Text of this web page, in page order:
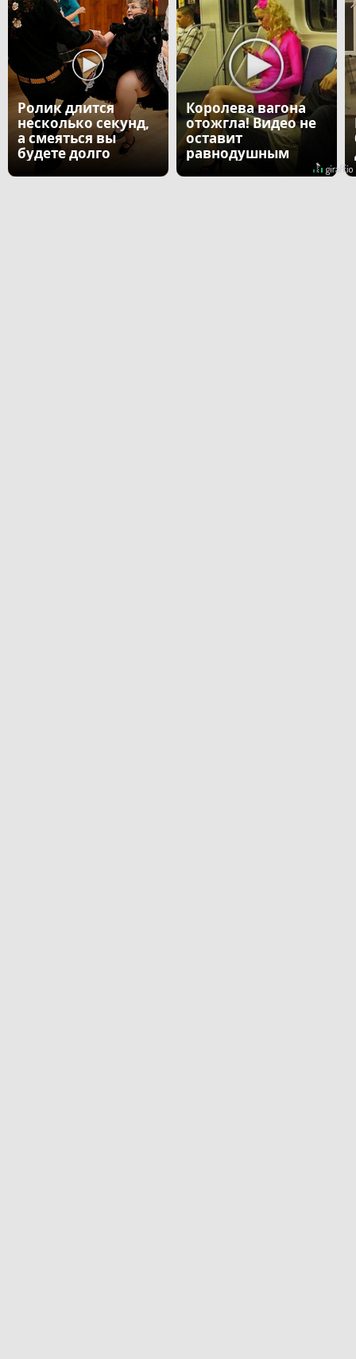
Ролик длится
несколько секунд,
а смеяться вы
будете долго
Королева вагона
отожгла! Видео не
оставит
равнодушным